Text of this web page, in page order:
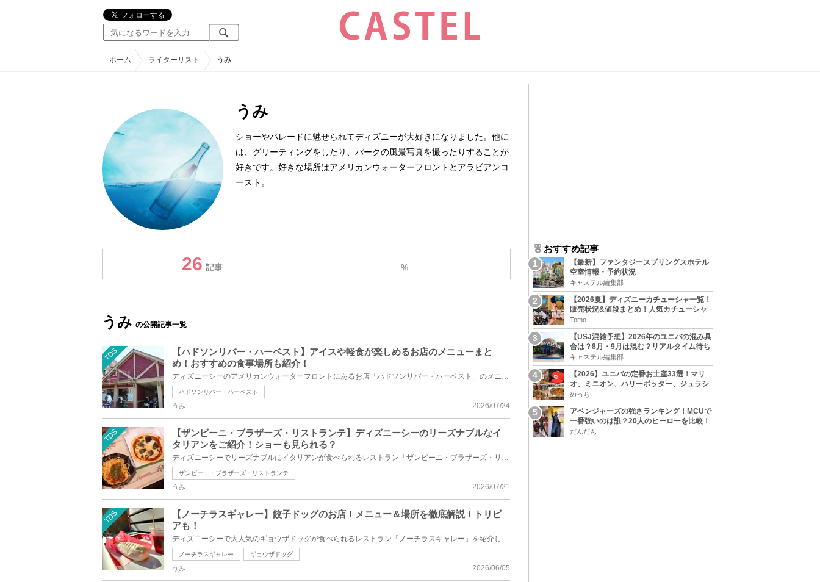
ホーム ライターリスト うみ
うみ
ショーやパレードに魅せられてディズニーが大好きになりました。他に
は、グリーティングをしたり、パークの風景写真を撮ったりすることが
好きです。好きな場所はアメリカンウォーターフロントとアラビアンコ
ースト。
26 記事 %
うみ の公開記事一覧
TDS
【ハドソンリバー・ハーベスト】アイスや軽食が楽しめるお店のメニューまと
め！おすすめの食事場所も紹介！
ディズニーシーのアメリカンウォーターフロントにあるお店「ハドソンリバー・ハーベスト」のメニュー、...
ハドソンリバー・ハーベスト
2026/07/24
うみ
TDS
【ザンビーニ・ブラザーズ・リストランテ】ディズニーシーのリーズナブルなイ
タリアンをご紹介！ショーも見られる？
ディズニーシーでリーズナブルにイタリアンが食べられるレストラン「ザンビーニ・ブラザーズ・リストラ...
ザンビーニ・ブラザーズ・リストランテ
2026/07/21
うみ
TDS
【ノーチラスギャレー】餃子ドッグのお店！メニュー＆場所を徹底解説！トリビ
アも！
ディズニーシーで大人気のギョウザドッグが食べられるレストラン「ノーチラスギャレー」を紹介します。...
ノーチラスギャレー ギョウザドッグ
2026/06/05
うみ
おすすめ記事
【最新】ファンタジースプリングスホテル
空室情報・予約状況
キャステル編集部
【2026夏】ディズニーカチューシャ一覧！
販売状況&値段まとめ！人気カチューシャ
をチェック
Tomo
【USJ混雑予想】2026年のユニバの混み具
合は？8月・9月は混む？リアルタイム待ち
時間アプリも
キャステル編集部
【2026】ユニバの定番お土産33選！マリ
オ、ミニオン、ハリーポッター、ジュラシ
ックパーク、セサミ、SINGなどのグッズ情
報
めっち
アベンジャーズの強さランキング！MCUで
一番強いのは誰？20人のヒーローを比較！
だんだん